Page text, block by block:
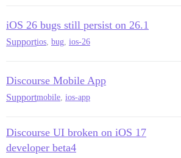
iOS 26 bugs still persist on 26.1
Supportios, bug, ios-26
Discourse Mobile App
Supportmobile, ios-app
Discourse UI broken on iOS 17
developer beta4